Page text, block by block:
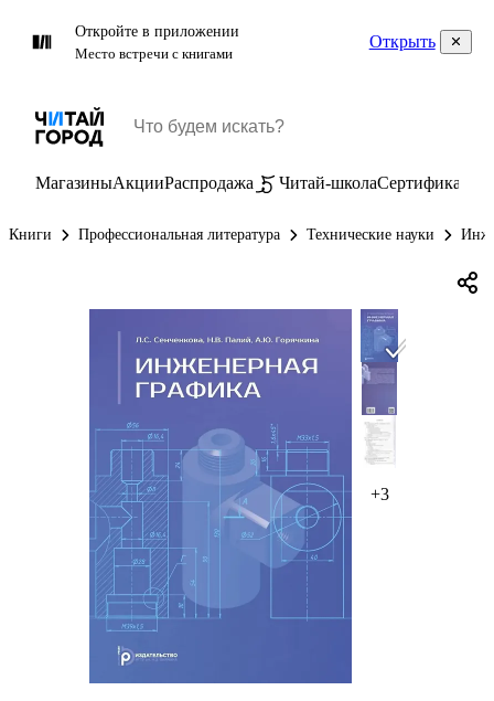
Откройте в приложении
Место встречи с книгами
Открыть
МагазиныАкцииРаспродажа Читай-школаСертификаты
Книги Профессиональная литература Технические науки
+3